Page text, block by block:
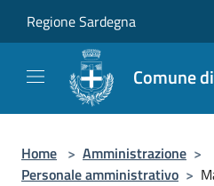
Regione Sardegna
Comune
Home > Amministrazione >
Personale amministrativo >